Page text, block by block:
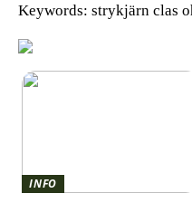
Keywords: strykjärn clas
INFO